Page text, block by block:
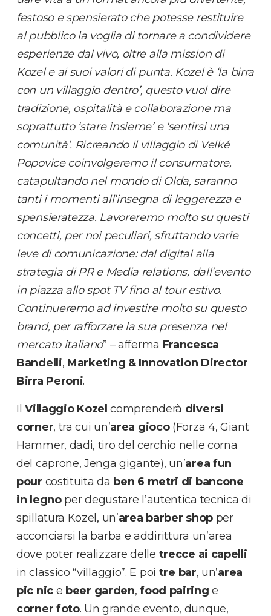
festoso e spensierato che potesse restituire
al pubblico la voglia di tornare a condividere
esperienze dal vivo, oltre alla mission di
Kozel e ai suoi valori di punta. Kozel è ‘la birra
con un villaggio dentro’, questo vuol dire
tradizione, ospitalità e collaborazione ma
soprattutto ‘stare insieme’ e ‘sentirsi una
comunità’. Ricreando il villaggio di Velké
Popovice coinvolgeremo il consumatore,
catapultando nel mondo di Olda, saranno
tanti i momenti all’insegna di leggerezza e
spensieratezza. Lavoreremo molto su questi
concetti, per noi peculiari, sfruttando varie
leve di comunicazione: dal digital alla
strategia di PR e Media relations, dall’evento
in piazza allo spot TV fino al tour estivo.
Continueremo ad investire molto su questo
brand, per rafforzare la sua presenza nel
mercato italiano” – afferma Francesca
Bandelli, Marketing & Innovation Director
Birra Peroni.
IlVillaggio Kozel comprenderà diversi
corner, tra cui un’area gioco(Forza 4, Giant
Hammer, dadi, tiro del cerchio nelle corna
del caprone, Jenga gigante), un’area fun
pour costituita da ben 6 metri di bancone
in legnoper degustare l’autentica tecnica di
spillatura Kozel, un’area barber shopper
acconciarsi la barba e addirittura un’area
dove poter realizzare delle trecce ai capelli
in classico “villaggio”. E poi tre bar, un’area
pic nice beer garden,food pairing e
corner foto. Un grande evento, dunque,